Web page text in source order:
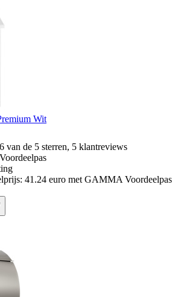
Wit
van de 5 sterren, 5 klantreviews
41.24 euro met GAMMA Voordeelpas